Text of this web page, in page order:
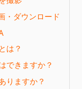
・ダウンロード
は？
できますか？
りますか？